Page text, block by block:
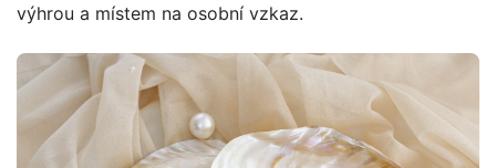
výhrou a místem na osobní vzkaz.